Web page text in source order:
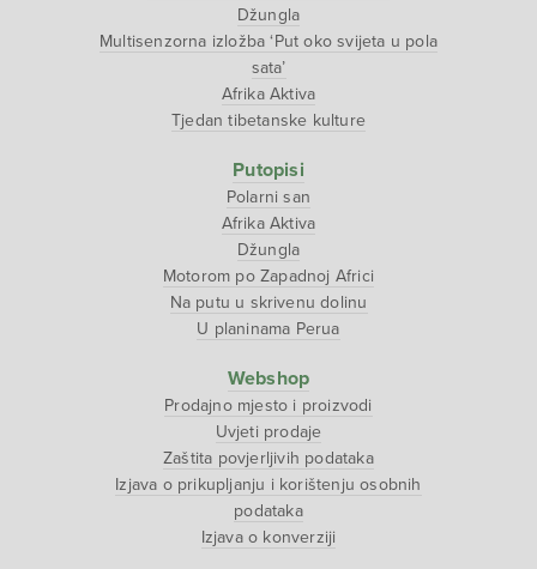
Džungla
Multisenzorna izložba ‘Put oko svijeta u pola
sata’
Afrika Aktiva
Tjedan tibetanske kulture
Putopisi
Polarni san
Afrika Aktiva
Džungla
Motorom po Zapadnoj Africi
Na putu u skrivenu dolinu
U planinama Perua
Webshop
Prodajno mjesto i proizvodi
Uvjeti prodaje
Zaštita povjerljivih podataka
Izjava o prikupljanju i korištenju osobnih
podataka
Izjava o konverziji